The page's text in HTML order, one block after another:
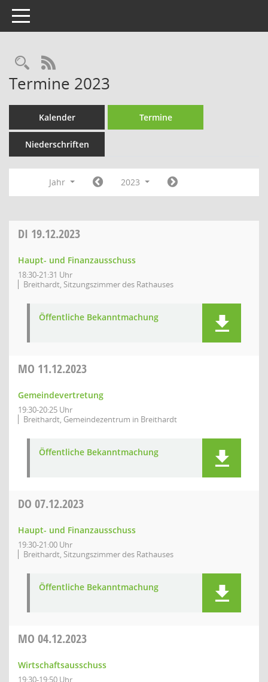
Toggle navigation
Rechercheauswahl
RSS-Feed
Termine 2023
Kalender Termine
Niederschriften
Jahr 2023
DI 19.12.2023
Haupt- und Finanzausschuss
18:30-21:31 Uhr
Breithardt, Sitzungszimmer des Rathauses
Öffentliche Bekanntmachung
MO 11.12.2023
Gemeindevertretung
19:30-20:25 Uhr
Breithardt, Gemeindezentrum in Breithardt
Öffentliche Bekanntmachung
DO 07.12.2023
Haupt- und Finanzausschuss
19:30-21:00 Uhr
Breithardt, Sitzungszimmer des Rathauses
Öffentliche Bekanntmachung
MO 04.12.2023
Wirtschaftsausschuss
19:30-19:50 Uhr